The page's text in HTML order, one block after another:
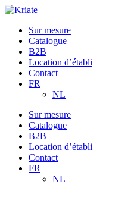
Sur mesure
Catalogue
B2B
Location d’établi
Contact
FR
NL
Sur mesure
Catalogue
B2B
Location d’établi
Contact
FR
NL